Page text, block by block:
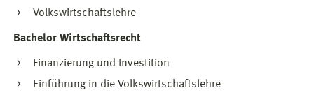
Volkswirtschaftslehre
Bachelor Wirtschaftsrecht
Finanzierung und Investition
Einführung in die Volkswirtschaftslehre